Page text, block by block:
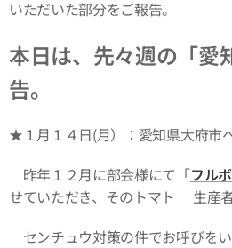
いただいた部分をご報告。
本日は、先々週の「愛
告。
★１月１４日(月）：愛知県大府市
昨年１２月に部会様にて「フル
せていただき、そのトマト🍅生産
センチュウ対策の件でお呼びをい